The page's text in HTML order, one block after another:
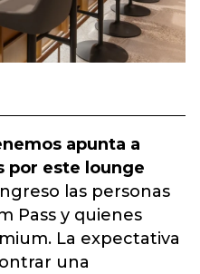
apunta a
por este lounge
las personas
Pass y quienes
La expectativa
una